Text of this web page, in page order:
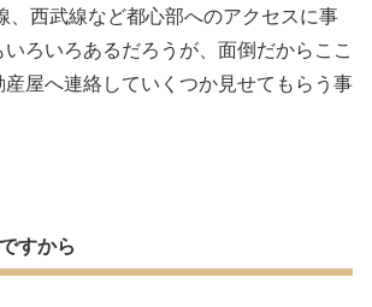
、西武線など都心部へのアクセスに事
ろいろあるだろうが、面倒だからここ
屋へ連絡していくつか見せてもらう事
すから